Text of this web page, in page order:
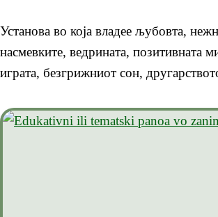
Установа во која владее љубовта,
насмевките, ведрината, позитивната
играта, безгрижниот сон,